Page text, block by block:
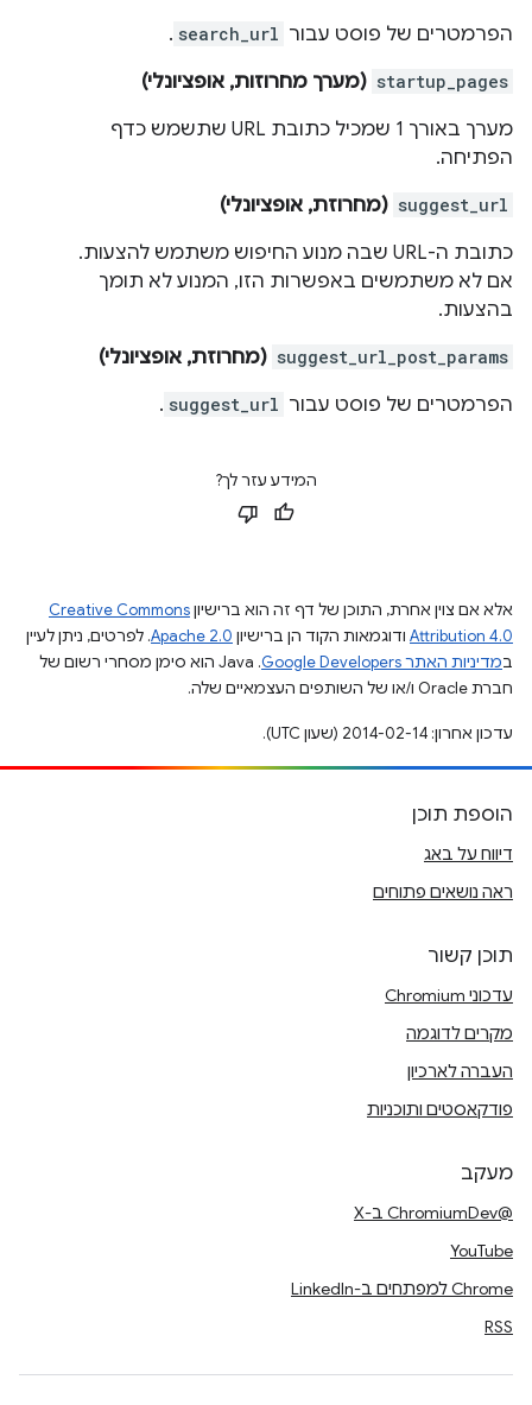
הפרמטרים של פוסט עבור search_url
.
startup_pages (מערך מחרוזות, אופציונלי)
מערך באורך 1 שמכיל כתובת URL שתשמש כדף
הפתיחה.
suggest_url (מחרוזת, אופציונלי)
כתובת ה-URL שבה מנוע החיפוש משתמש להצעות.
אם לא משתמשים באפשרות הזו, המנוע לא תומך
בהצעות.
suggest_url_post_params (מחרוזת, אופציונלי)
הפרמטרים של פוסט עבור suggest_url
.
המידע עזר לך?
אלא אם צוין אחרת, התוכן של דף זה הוא ברישיוןCreative Commons
Attribution 4.0 ודוגמאות הקוד הן ברישיון Apache 2.0. לפרטים, ניתן לעיין
במדיניות האתר Google Developers‏
.‏ Java הוא סימן מסחרי רשום של
חברת Oracle ו/או של השותפים העצמאיים שלה.
עדכון אחרון: 2014-02-14 (שעון UTC).
הוספת תוכן
דיווח על באג
ראה נושאים פתוחים
תוכן קשור
עדכוני Chromium
מקרים לדוגמה
העברה לארכיון
פודקאסטים ותוכניות
מעקב
@ChromiumDev ב-X
YouTube
Chrome למפתחים ב-LinkedIn
RSS